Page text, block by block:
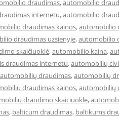
draudimas,automobilio
internetu,automobilio
draudimas kainos,automobilio
draudimas uzsienyje,automobilio
skaičiuoklė,automobilio kaina,
draudimas internetu,automobilių
automobilių draudimas,automobilių
draudimas kainos,automobilių
draudimo skaiciuokle,
, balticum draudimas, baltikums